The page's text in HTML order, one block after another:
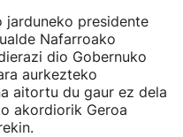
jarduneko presidente
Nafarroako
dio Gobernuko
aurkezteko
aitortu du gaur ez dela
akordiorik Geroa